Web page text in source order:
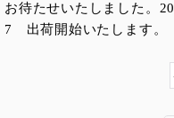
お待たせいたしました。
7 出荷開始いたします。